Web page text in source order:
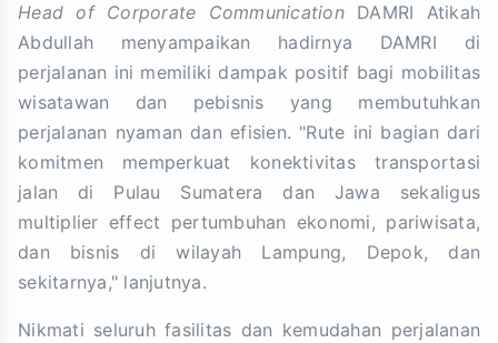
Head of Corporate CommunicationDAMRI Atikah
Abdullah menyampaikan hadirnya DAMRI di
perjalanan ini memiliki dampak positif bagi mobilitas
wisatawan dan pebisnis yang membutuhkan
perjalanan nyaman dan efisien. "Rute ini bagian dari
komitmen memperkuat konektivitas transportasi
jalan di Pulau Sumatera dan Jawa sekaligus
multiplier effect pertumbuhan ekonomi, pariwisata,
dan bisnis di wilayah Lampung, Depok, dan
sekitarnya," lanjutnya.
Nikmati seluruh fasilitas dan kemudahan perjalanan